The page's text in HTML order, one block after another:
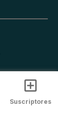
Suscriptores